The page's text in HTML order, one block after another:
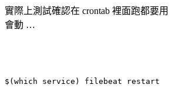
實際上測試確認在 crontab 裡面跑都要
會動 …
$(which service) filebeat restart